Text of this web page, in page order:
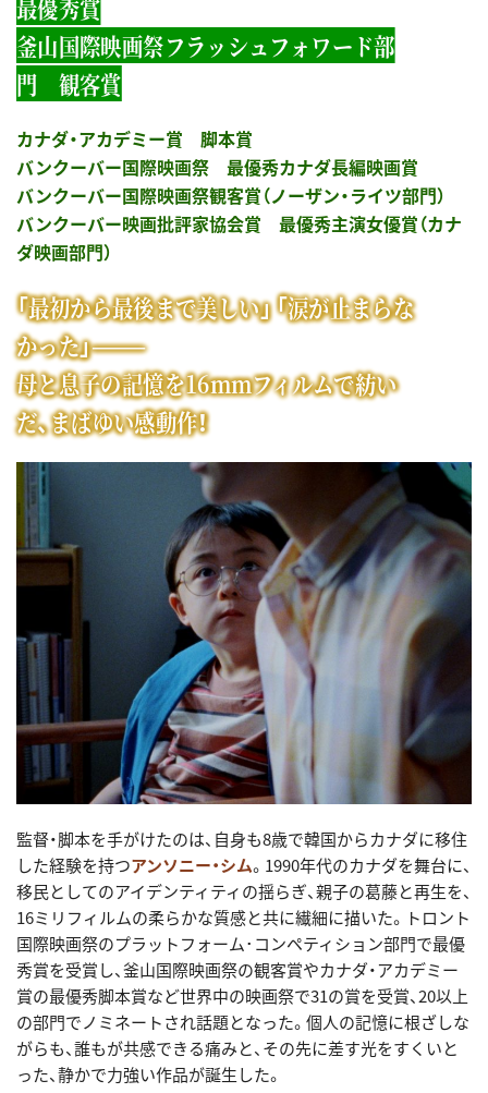
釜山国際映画祭フラッシュフォワード部
門 観客賞
カナダ・アカデミー賞 脚本賞
バンクーバー国際映画祭 最優秀カナダ長編映画賞
バンクーバー国際映画祭観客賞（ノーザン・ライツ部門）
バンクーバー映画批評家協会賞 最優秀主演女優賞（カナ
ダ映画部門）
「最初から最後まで美しい」 「涙が止まらな
かった」———
母と息子の記憶を16mmフィルムで紡い
だ、まばゆい感動作！
監督・脚本を手がけたのは、自身も8歳で韓国からカナダに移住
した経験を持つアンソニー・シム。1990年代のカナダを舞台に、
移民としてのアイデンティティの揺らぎ、親子の葛藤と再生を、
16ミリフィルムの柔らかな質感と共に繊細に描いた。トロント
国際映画祭のプラットフォーム･コンペティション部門で最優
秀賞を受賞し、釜山国際映画祭の観客賞やカナダ・アカデミー
賞の最優秀脚本賞など世界中の映画祭で31の賞を受賞、20以上
の部門でノミネートされ話題となった。個人の記憶に根ざしな
がらも、誰もが共感できる痛みと、その先に差す光をすくいと
った、静かで力強い作品が誕生した。